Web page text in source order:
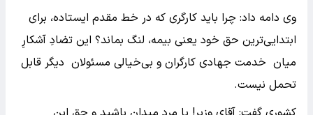
‌وی دامه داد: چرا باید کارگری که در خط مقدم ایستاده، برای
ابتدایی‌ترین حق خود یعنی بیمه، لنگ بماند؟ این تضادِ آشکارِ
میان خدمت جهادی کارگران و بی‌خیالی مسئولان دیگر قابل
تحمل نیست.